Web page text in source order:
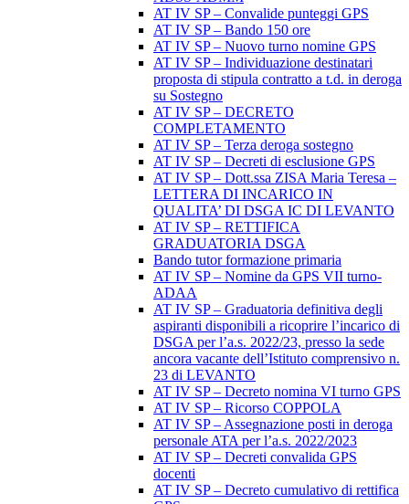
AT IV SP – Convalide punteggi GPS
AT IV SP – Bando 150 ore
AT IV SP – Nuovo turno nomine GPS
AT IV SP – Individuazione destinatari
proposta di stipula contratto a t.d. in deroga
su Sostegno
AT IV SP – DECRETO
COMPLETAMENTO
AT IV SP – Terza deroga sostegno
AT IV SP – Decreti di esclusione GPS
AT IV SP – Dott.ssa ZISA Maria Teresa –
LETTERA DI INCARICO IN
QUALITA’ DI DSGA IC DI LEVANTO
AT IV SP – RETTIFICA
GRADUATORIA DSGA
Bando tutor formazione primaria
AT IV SP – Nomine da GPS VII turno-
ADAA
AT IV SP – Graduatoria definitiva degli
aspiranti disponibili a ricoprire l’incarico di
DSGA per l’a.s. 2022/23, presso la sede
ancora vacante dell’Istituto comprensivo n.
23 di LEVANTO
AT IV SP – Decreto nomina VI turno GPS
AT IV SP – Ricorso COPPOLA
AT IV SP – Assegnazione posti in deroga
personale ATA per l’a.s. 2022/2023
AT IV SP – Decreti convalida GPS
docenti
AT IV SP – Decreto cumulativo di rettifica